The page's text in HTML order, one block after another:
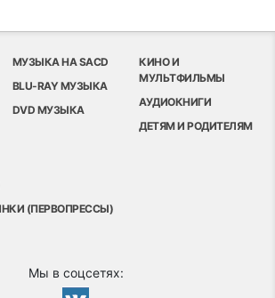
МУЗЫКА НА SACD
BLU-RAY МУЗЫКА
DVD МУЗЫКА
КИНО И
МУЛЬТФИЛЬМЫ
АУДИОКНИГИ
ДЕТЯМ И РОДИТЕЛЯМ
(ПЕРВОПРЕССЫ)
Мы в соцсетях: